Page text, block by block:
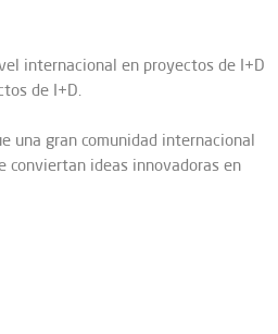
internacional en proyectos de I+D
de I+D.
una gran comunidad internacional
conviertan ideas innovadoras en